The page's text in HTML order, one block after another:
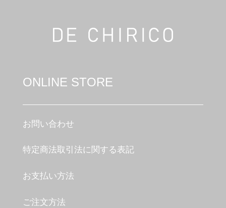
ONLINE STORE
お問い合わせ
特定商法取引法に関する表記
お支払い方法
ご注文方法